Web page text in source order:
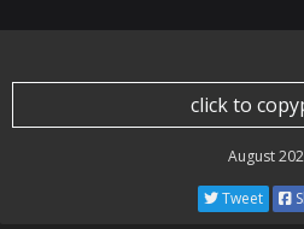
click to
August
Tweet